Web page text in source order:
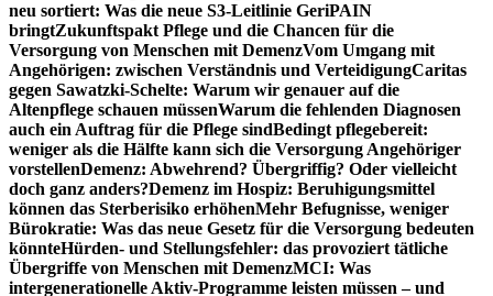
neu sortiert: Was die neue S3-Leitlinie GeriPAIN
bringtZukunftspakt Pflege und die Chancen für die
Versorgung von Menschen mit DemenzVom Umgang mit
Angehörigen: zwischen Verständnis und VerteidigungCaritas
gegen Sawatzki-Schelte: Warum wir genauer auf die
Altenpflege schauen müssenWarum die fehlenden Diagnosen
auch ein Auftrag für die Pflege sindBedingt pflegebereit:
weniger als die Hälfte kann sich die Versorgung Angehöriger
vorstellenDemenz: Abwehrend? Übergriffig? Oder vielleicht
doch ganz anders?Demenz im Hospiz: Beruhigungsmittel
können das Sterberisiko erhöhenMehr Befugnisse, weniger
Bürokratie: Was das neue Gesetz für die Versorgung bedeuten
könnteHürden- und Stellungsfehler: das provoziert tätliche
Übergriffe von Menschen mit DemenzMCI: Was
intergenerationelle Aktiv-Programme leisten müssen – und